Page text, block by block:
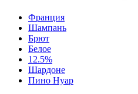
Франция
Шампань
Брют
Белое
12.5%
Шардоне
Пино Нуар